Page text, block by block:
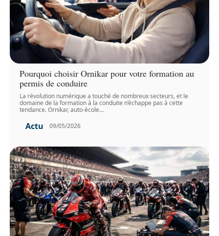
Pourquoi choisir Ornikar pour votre formation au
permis de conduire
La révolution numérique a touché de nombreux secteurs, et le
domaine de la formation à la conduite n’échappe pas à cette
tendance. Ornikar, auto-école…
Actu 09/05/2026